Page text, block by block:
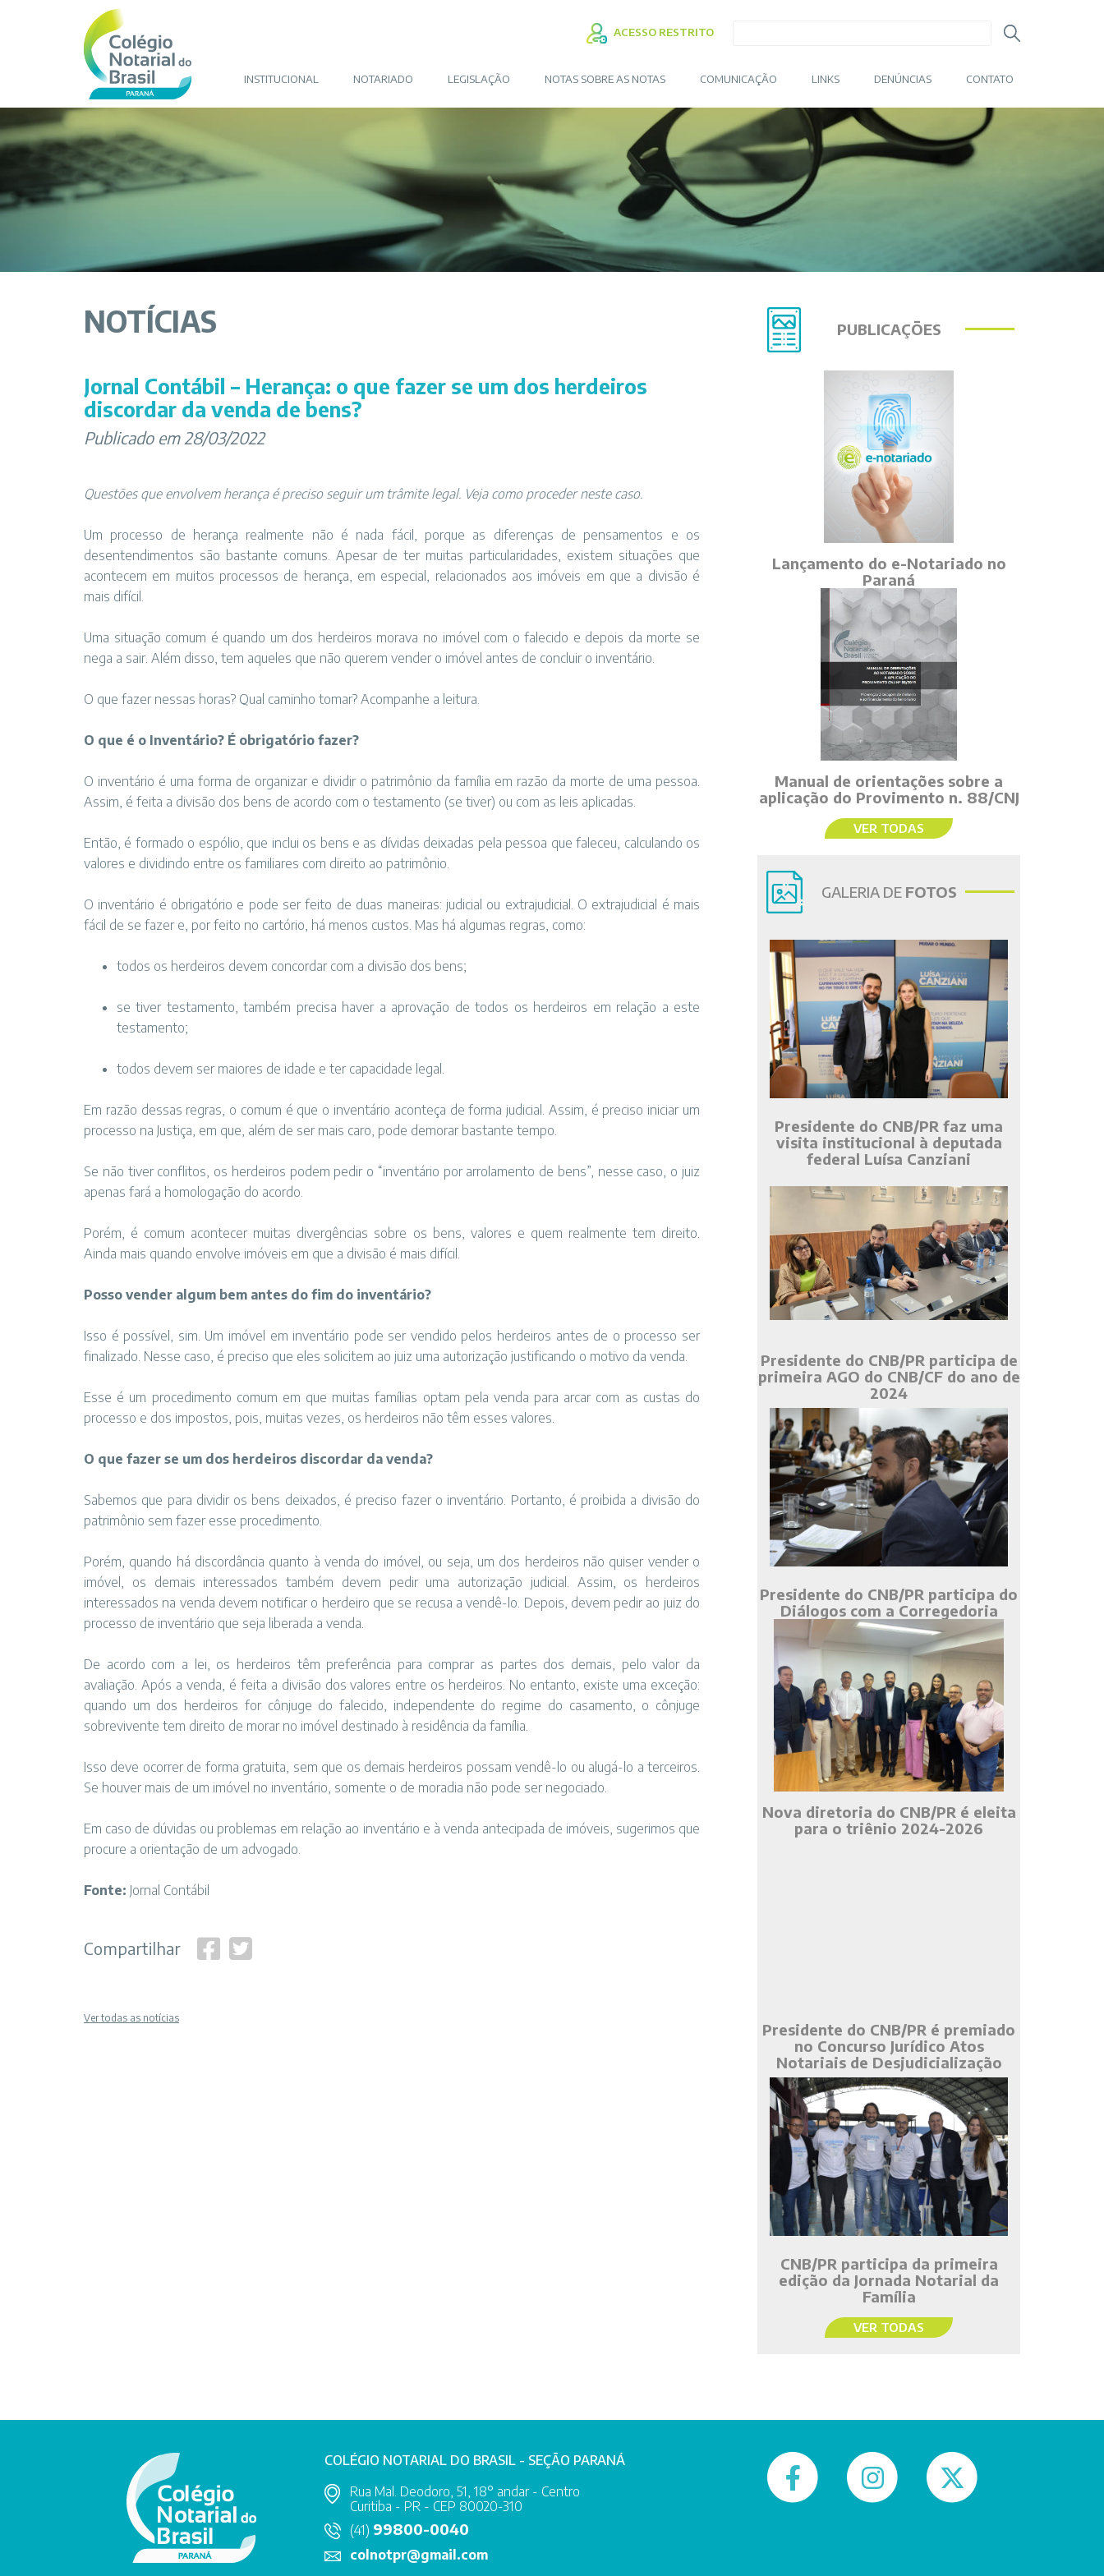
ACESSO RESTRITO
INSTITUCIONAL NOTARIADO LEGISLAÇÃO NOTAS SOBRE AS NOTAS COMUNICAÇÃO LINKS DENÚNCIAS CONTATO
NOTÍCIAS
Jornal Contábil – Herança: o que fazer se um dos herdeiros
discordar da venda de bens?
Publicado em 28/03/2022
Questões que envolvem herança é preciso seguir um trâmite legal. Veja como proceder neste caso.
Um processo de herança realmente não é nada fácil, porque as diferenças de pensamentos e os
desentendimentos são bastante comuns. Apesar de ter muitas particularidades, existem situações que
acontecem em muitos processos de herança, em especial, relacionados aos imóveis em que a divisão é
mais difícil.
Uma situação comum é quando um dos herdeiros morava no imóvel com o falecido e depois da morte se
nega a sair. Além disso, tem aqueles que não querem vender o imóvel antes de concluir o inventário.
O que fazer nessas horas? Qual caminho tomar? Acompanhe a leitura.
O que é o Inventário? É obrigatório fazer?
O inventário é uma forma de organizar e dividir o patrimônio da família em razão da morte de uma pessoa.
Assim, é feita a divisão dos bens de acordo com o testamento (se tiver) ou com as leis aplicadas.
Então, é formado o espólio, que inclui os bens e as dívidas deixadas pela pessoa que faleceu, calculando os
valores e dividindo entre os familiares com direito ao patrimônio.
O inventário é obrigatório e pode ser feito de duas maneiras: judicial ou extrajudicial. O extrajudicial é mais
fácil de se fazer e, por feito no cartório, há menos custos. Mas há algumas regras, como:
todos os herdeiros devem concordar com a divisão dos bens;
se tiver testamento, também precisa haver a aprovação de todos os herdeiros em relação a este
testamento;
todos devem ser maiores de idade e ter capacidade legal.
Em razão dessas regras, o comum é que o inventário aconteça de forma judicial. Assim, é preciso iniciar um
processo na Justiça, em que, além de ser mais caro, pode demorar bastante tempo.
Se não tiver conflitos, os herdeiros podem pedir o “inventário por arrolamento de bens”, nesse caso, o juiz
apenas fará a homologação do acordo.
Porém, é comum acontecer muitas divergências sobre os bens, valores e quem realmente tem direito.
Ainda mais quando envolve imóveis em que a divisão é mais difícil.
Posso vender algum bem antes do fim do inventário?
Isso é possível, sim. Um imóvel em inventário pode ser vendido pelos herdeiros antes de o processo ser
finalizado. Nesse caso, é preciso que eles solicitem ao juiz uma autorização justificando o motivo da venda.
Esse é um procedimento comum em que muitas famílias optam pela venda para arcar com as custas do
processo e dos impostos, pois, muitas vezes, os herdeiros não têm esses valores.
O que fazer se um dos herdeiros discordar da venda?
Sabemos que para dividir os bens deixados, é preciso fazer o inventário. Portanto, é proibida a divisão do
patrimônio sem fazer esse procedimento.
Porém, quando há discordância quanto à venda do imóvel, ou seja, um dos herdeiros não quiser vender o
imóvel, os demais interessados também devem pedir uma autorização judicial. Assim, os herdeiros
interessados na venda devem notificar o herdeiro que se recusa a vendê-lo. Depois, devem pedir ao juiz do
processo de inventário que seja liberada a venda.
De acordo com a lei, os herdeiros têm preferência para comprar as partes dos demais, pelo valor da
avaliação. Após a venda, é feita a divisão dos valores entre os herdeiros. No entanto, existe uma exceção:
quando um dos herdeiros for cônjuge do falecido, independente do regime do casamento, o cônjuge
sobrevivente tem direito de morar no imóvel destinado à residência da família.
Isso deve ocorrer de forma gratuita, sem que os demais herdeiros possam vendê-lo ou alugá-lo a terceiros.
Se houver mais de um imóvel no inventário, somente o de moradia não pode ser negociado.
Em caso de dúvidas ou problemas em relação ao inventário e à venda antecipada de imóveis, sugerimos que
procure a orientação de um advogado.
Fonte: Jornal Contábil
Compartilhar
Ver todas as notícias
PUBLICAÇÕES
Lançamento do e-Notariado no
Paraná
Manual de orientações sobre a
aplicação do Provimento n. 88/CNJ
VER TODAS
GALERIA DE FOTOS
Presidente do CNB/PR faz uma
visita institucional à deputada
federal Luísa Canziani
Presidente do CNB/PR participa de
primeira AGO do CNB/CF do ano de
2024
Presidente do CNB/PR participa do
Diálogos com a Corregedoria
Nova diretoria do CNB/PR é eleita
para o triênio 2024-2026
Presidente do CNB/PR é premiado
no Concurso Jurídico Atos
Notariais de Desjudicialização
CNB/PR participa da primeira
edição da Jornada Notarial da
Família
VER TODAS
COLÉGIO NOTARIAL DO BRASIL - SEÇÃO PARANÁ
Rua Mal. Deodoro, 51, 18° andar - Centro
Curitiba - PR - CEP 80020-310
(41) 99800-0040
colnotpr@gmail.com